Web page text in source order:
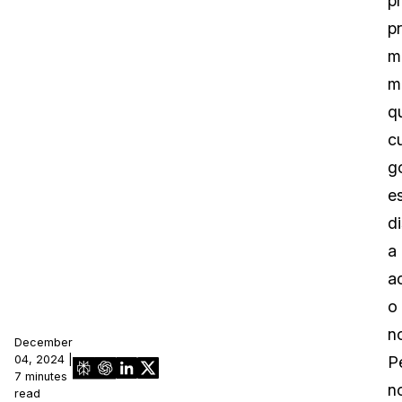
December
04, 2024 |
7 minutes
read
a
o